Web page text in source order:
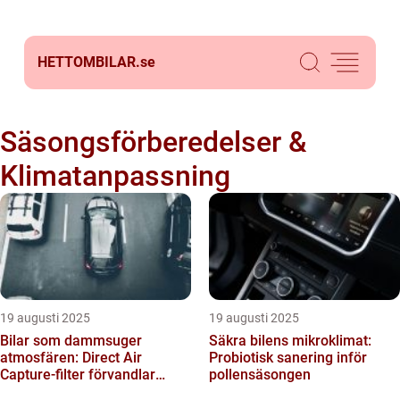
HETTOMBILAR.se
Säsongsförberedelser &
Klimatanpassning
19 augusti 2025
Bilar som dammsuger
atmosfären: Direct Air
Capture-filter förvandlar
19 augusti 2025
Säkra bilens mikroklimat:
Probiotisk sanering inför
pollensäsongen